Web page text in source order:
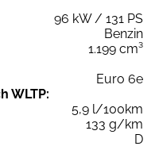
96 kW / 131 PS
Benzin
1.199 cm³
Euro 6e
WLTP:
5,9 l/100km
133 g/km
D